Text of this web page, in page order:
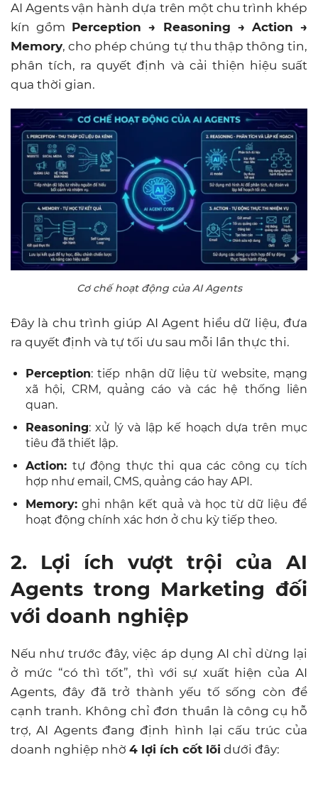
AI Agents vận hành dựa trên một chu trình khép
kín gồm Perception → Reasoning → Action →
Memory, cho phép chúng tự thu thập thông tin,
phân tích, ra quyết định và cải thiện hiệu suất
qua thời gian.
Cơ chế hoạt động của AI Agents
Đây là chu trình giúp AI Agent hiểu dữ liệu, đưa
ra quyết định và tự tối ưu sau mỗi lần thực thi.
Perception: tiếp nhận dữ liệu từ website, mạng
xã hội, CRM, quảng cáo và các hệ thống liên
quan.
Reasoning: xử lý và lập kế hoạch dựa trên mục
tiêu đã thiết lập.
Action: tự động thực thi qua các công cụ tích
hợp như email, CMS, quảng cáo hay API.
Memory: ghi nhận kết quả và học từ dữ liệu để
hoạt động chính xác hơn ở chu kỳ tiếp theo.
2. Lợi ích vượt trội của AI
Agents trong Marketing đối
với doanh nghiệp
Nếu như trước đây, việc áp dụng AI chỉ dừng lại
ở mức “có thì tốt”, thì với sự xuất hiện của AI
Agents, đây đã trở thành yếu tố sống còn để
cạnh tranh. Không chỉ đơn thuần là công cụ hỗ
trợ, AI Agents đang định hình lại cấu trúc của
doanh nghiệp nhờ 4 lợi ích cốt lõi dưới đây: